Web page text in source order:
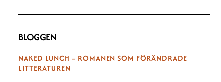
BLOGGEN
NAKED LUNCH – ROMANEN SOM FÖRÄNDRADE
LITTERATUREN